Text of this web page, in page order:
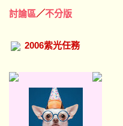
討論區／不分版
2006紫光任務